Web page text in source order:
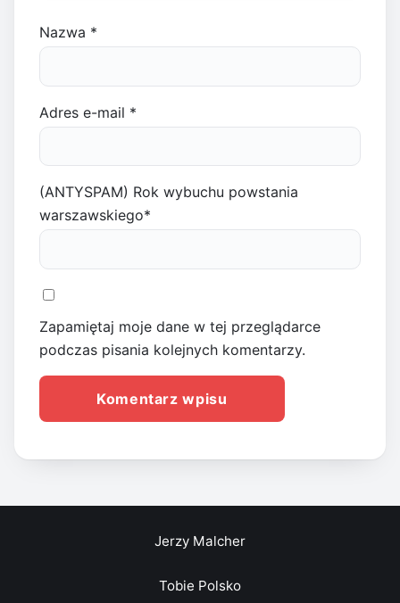
Nazwa *
Adres e-mail *
(ANTYSPAM) Rok wybuchu powstania
warszawskiego*
Zapamiętaj moje dane w tej przeglądarce
podczas pisania kolejnych komentarzy.
Jerzy Malcher
Tobie Polsko